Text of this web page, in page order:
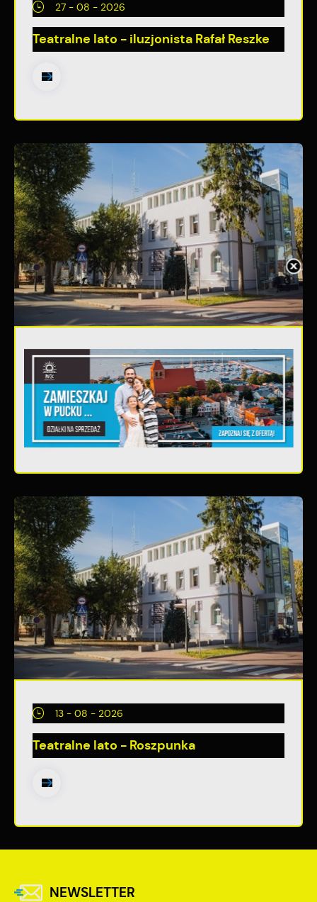
27 - 08 - 2026
Teatralne lato - iluzjonista Rafał Reszke
20 - 08 - 2026
Teatralne lato - Zdrowo i kolorowo
13 - 08 - 2026
Teatralne lato - Roszpunka
NEWSLETTER